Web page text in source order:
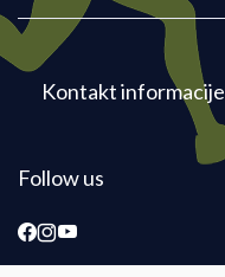
Kontakt informacije
Follow us